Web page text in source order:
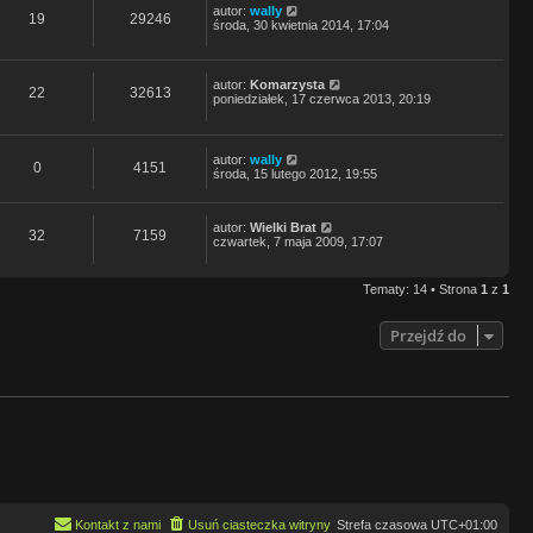
19 29246 autor: wally
środa, 30 kwietnia 2014, 17:04
22 32613 autor: Komarzysta
poniedziałek, 17 czerwca 2013, 20:19
0 4151 autor: wally
środa, 15 lutego 2012, 19:55
32 7159 autor: Wielki Brat
czwartek, 7 maja 2009, 17:07
Tematy: 14 • Strona 1 z 1
Przejdź do
Strefa czasowa UTC+01:00
Usuń ciasteczka witryny
Kontakt z nami